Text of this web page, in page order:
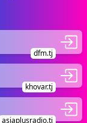
dfm.tj
khovar.tj
asiaplusradio.tj